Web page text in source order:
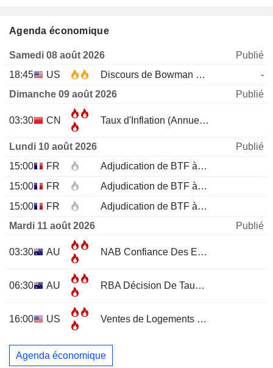
Agenda économique
Samedi 08 août 2026
Publié
18:45
US Discours de Bowman de la Fed
-
Dimanche 09 août 2026
Publié
03:30 CN Taux d'Inflation (Annuel)
Lundi 10 août 2026
Publié
15:00
FR
Adjudication de BTF à 12 mois
15:00
FR
Adjudication de BTF à 6 mois
15:00
FR
Adjudication de BTF à 3 mois
Mardi 11 août 2026
Publié
03:30 AU NAB Confiance Des Entreprises
06:30 AU RBA Décision De Taux D'Intérêt
16:00 US Ventes de Logements Existants
Agenda économique